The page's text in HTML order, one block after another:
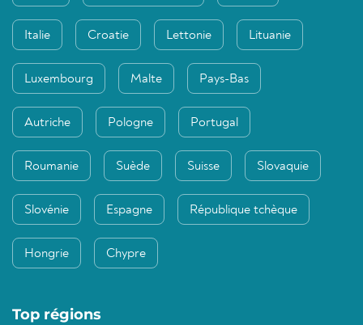
Italie Croatie Lettonie Lituanie
Luxembourg Malte Pays-Bas
Autriche Pologne Portugal
Roumanie Suède Suisse Slovaquie
Slovénie Espagne République tchèque
Hongrie Chypre
Top régions